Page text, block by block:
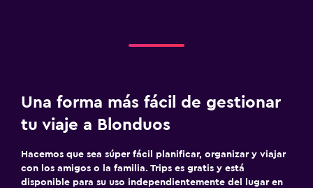
Una forma más fácil de gestionar
tu viaje a Blonduos
Hacemos que sea súper fácil planificar, organizar y viajar
con los amigos o la familia. Trips es gratis y está
disponible para su uso independientemente del lugar en